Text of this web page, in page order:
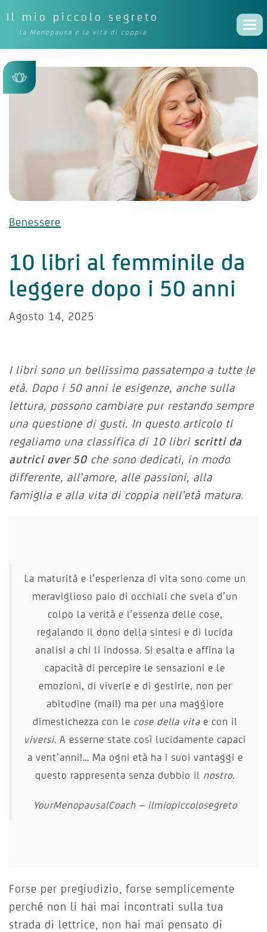
Il mio piccolo segreto
La Menopausa e la vita di coppia
Benessere
10 libri al femminile da
leggere dopo i 50 anni
Agosto 14, 2025
I libri sono un bellissimo passatempo a tutte le
età. Dopo i 50 anni le esigenze, anche sulla
lettura, possono cambiare pur restando sempre
una questione di gusti. In questo articolo ti
regaliamo una classifica di 10 libri scritti da
autrici over 50 che sono dedicati, in modo
differente, all’amore, alle passioni, alla
famiglia e alla vita di coppia nell’età matura.
La maturità e l’esperienza di vita sono come un
meraviglioso paio di occhiali che svela d’un
colpo la verità e l’essenza delle cose,
regalando il dono della sintesi e di lucida
analisi a chi li indossa. Si esalta e affina la
capacità di percepire le sensazioni e le
emozioni, di viverle e di gestirle, non per
abitudine (mai!) ma per una maggiore
dimestichezza con le cose della vita e con il
viversi. A esserne state così lucidamente capaci
a vent’anni!… Ma ogni età ha i suoi vantaggi e
questo rappresenta senza dubbio il nostro.
YourMenopausalCoach – ilmiopiccolosegreto
Forse per pregiudizio, forse semplicemente
perché non li hai mai incontrati sulla tua
strada di lettrice, non hai mai pensato di